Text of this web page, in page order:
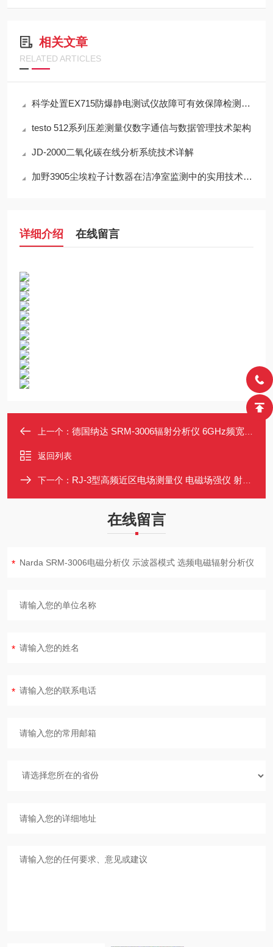
相关文章
RELATED ARTICLES
科学处置EX715防爆静电测试仪故障可有效保障检测工作正常开展
testo 512系列压差测量仪数字通信与数据管理技术架构
JD-2000二氧化碳在线分析系统技术详解
加野3905尘埃粒子计数器在洁净室监测中的实用技术解析
详细介绍 在线留言
上一个： 德国纳达 SRM-3006辐射分析仪 6GHz频宽 安全评估 频谱分析 电磁场强仪
返回列表
下一个： RJ-3型高频近区电场测量仪 电磁场强仪 射频检测 劳动保护环境监测
在线留言